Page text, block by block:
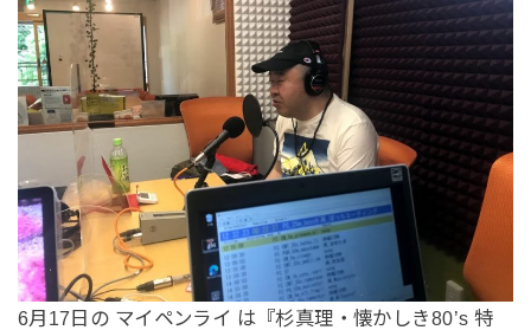
6月17日の マイペンライ は『杉真理・懐かしき80’s 特